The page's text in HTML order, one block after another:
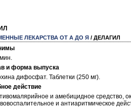
ЛЕКАРСТВА ОТ А ДО Я / ДЕЛАГИЛ
и форма выпуска
дифосфат. Таблетки (250 мг).
действие
и амебицидное средство,
и антиаритмическое